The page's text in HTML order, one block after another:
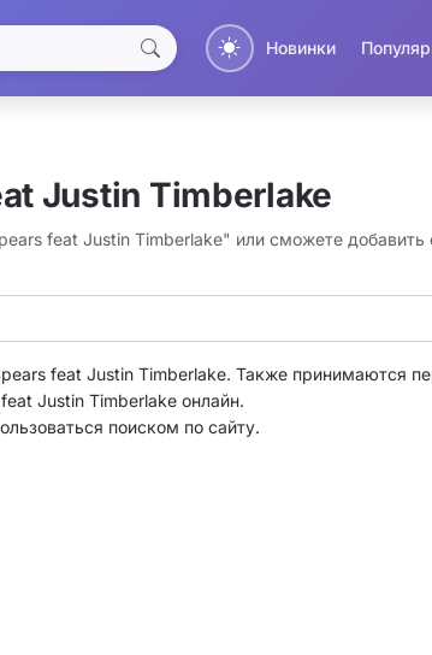
Новинки
Justin Timberlake
feat Justin Timberlake" или сможете добавить
feat Justin Timberlake. Также принимаются
Justin Timberlake онлайн.
поиском по сайту.